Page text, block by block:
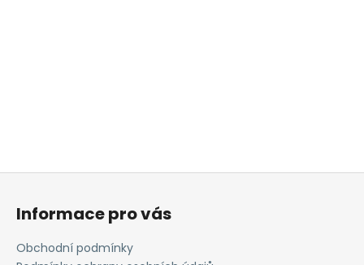
Z
Informace pro vás
Obchodní podmínky